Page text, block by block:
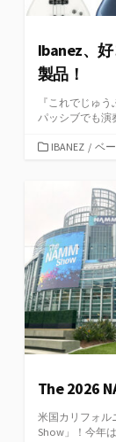
Ibanez、
製品！
『これでじゅ
パッシブでも演
カIBANEZ / ベ
The 2026
米国カリフォル
Show」！今年